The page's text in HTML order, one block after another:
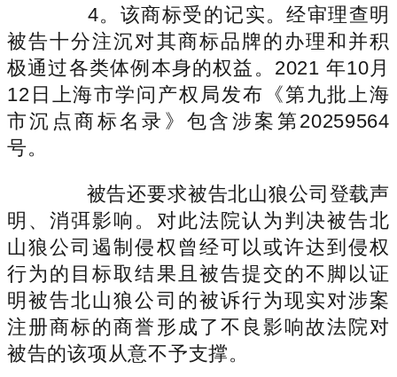
4。该商标受的记实。经审理查明
被告十分注沉对其商标品牌的办理和并积
极通过各类体例本身的权益。2021 年10月
12日上海市学问产权局发布《第九批上海
市沉点商标名录》包含涉案第20259564
号。
被告还要求被告北山狼公司登载声
明、消弭影响。对此法院认为判决被告北
山狼公司遏制侵权曾经可以或许达到侵权
行为的目标取结果且被告提交的不脚以证
明被告北山狼公司的被诉行为现实对涉案
注册商标的商誉形成了不良影响故法院对
被告的该项从意不予支撑。